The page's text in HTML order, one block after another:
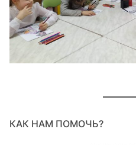
КАК НАМ ПОМОЧЬ?